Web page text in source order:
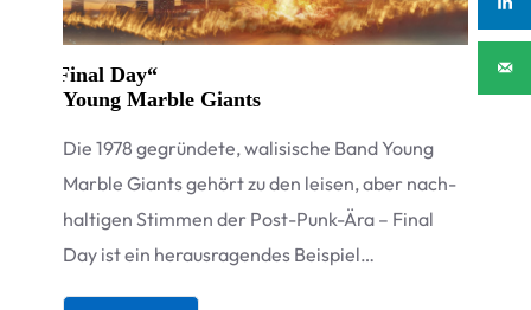
Final Day“
Young Marble Giants
Die 1978 gegrün­dete, wali­si­sche Band Young
Marble Giants gehört zu den lei­sen, aber nach­
hal­ti­gen Stim­men der Post-Punk-Ära – Final
Day ist ein her­aus­ra­gen­des Beispiel…